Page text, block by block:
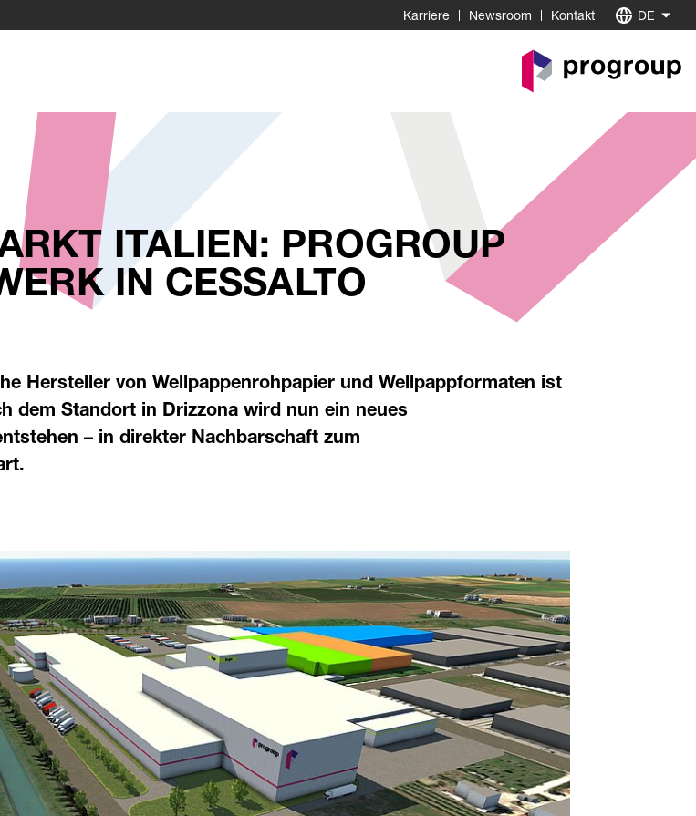
Karriere Newsroom Kontakt DE
to
Homepage
ITALIEN: PROGROUP
IN CESSALTO
Hersteller von Wellpappenrohpapier und Wellpappformaten ist
dem Standort in Drizzona wird nun ein neues
– in direkter Nachbarschaft zum